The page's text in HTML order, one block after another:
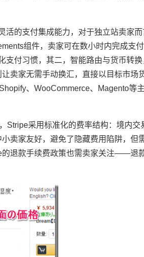
的支付集成能力，对于独立站卖家而
组件，卖家可在数小时内完成支
付习惯，其二，智能路由与货币转换
卖家无需手动换汇，直接以目标市场
、WooCommerce、Magento等
Stripe采用标准化的费率结构：境内交
卖家友好，避免了隐藏费用陷阱，但
的退款手续费政策也需卖家关注——退